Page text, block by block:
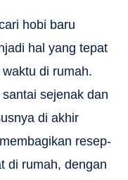
hobi baru
hal yang tepat
di rumah.
sejenak dan
di akhir
resep-
di rumah, dengan